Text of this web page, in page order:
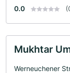
0.0
Mukhtar
Werneuchener